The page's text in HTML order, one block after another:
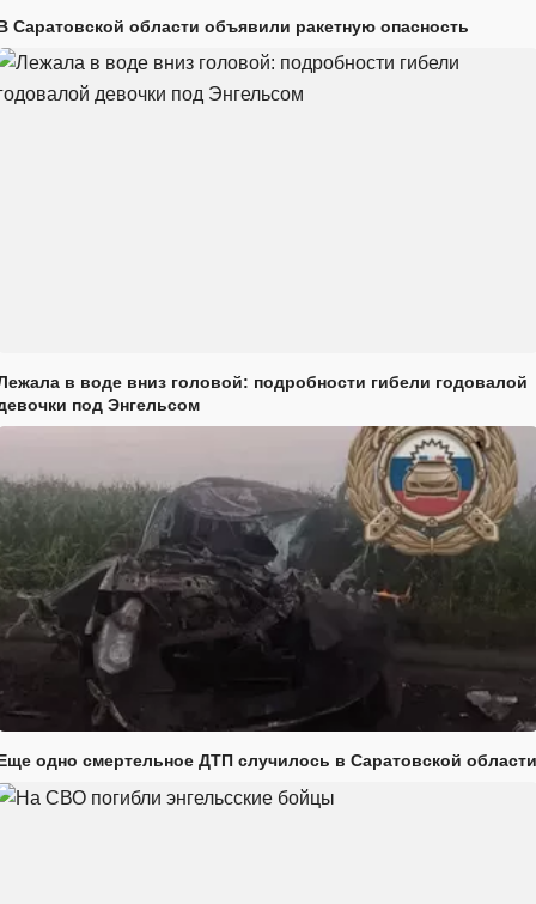
Саратовской области объявили ракетную опасность
в воде вниз головой: подробности гибели годовалой
под Энгельсом
одно смертельное ДТП случилось в Саратовской области